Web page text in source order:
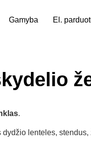
Gamyba El.
.
dydžio lenteles,